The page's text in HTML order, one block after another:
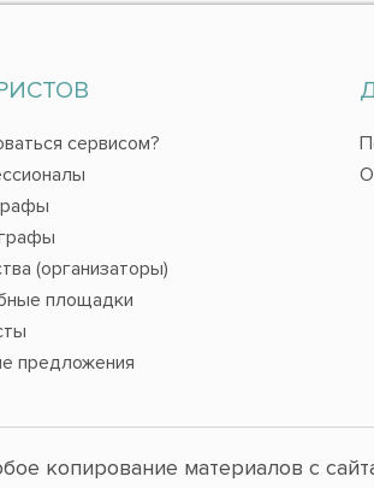
сервисом?
(организаторы)
площадки
предложения
копирование материалов с